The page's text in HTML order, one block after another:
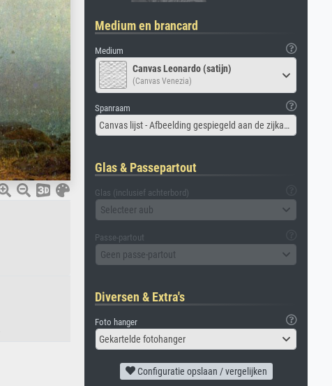
Medium en brancard
Medium
Canvas Leonardo (satijn)
(Canvas Venezia)
Spanraam
Canvas lijst - Afbeelding gespiegeld aan de zijkant
Glas & Passepartout
Glas (inclusief achterbord)
Selecteer aub
Passe-partout
Geen passe-partout
Diversen & Extra's
Foto hanger
Gekartelde fotohanger
Configuratie opslaan / vergelijken